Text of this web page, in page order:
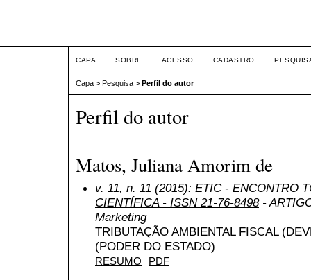
CAPA SOBRE ACESSO CADASTRO
Capa > Pesquisa > Perfil do autor
Perfil do autor
Matos, Juliana Amorim de
v. 11, n. 11 (2015): ETIC - ENCONTRO
CIENTÍFICA - ISSN 21-76-8498-
Marketing
TRIBUTAÇÃO AMBIENTAL FISCAL
(PODER DO ESTADO)
RESUMO PDF